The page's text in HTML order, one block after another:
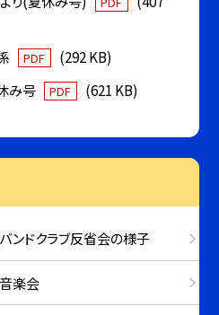
PDF
(292 KB)
み号
PDF (621 KB)
ンドクラブ反省会の様子
楽会